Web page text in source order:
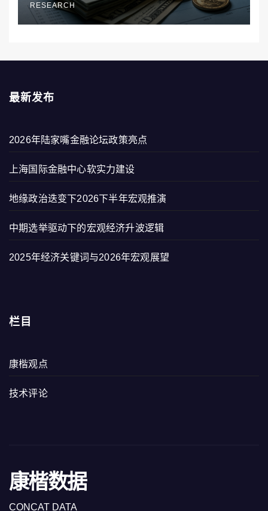
RESEARCH
最新发布
2026年陆家嘴金融论坛政策亮点
上海国际金融中心软实力建设
地缘政治迭变下2026下半年宏观推演
中期选举驱动下的宏观经济升波逻辑
2025年经济关键词与2026年宏观展望
栏目
康楷观点
技术评论
康楷数据
CONCAT DATA